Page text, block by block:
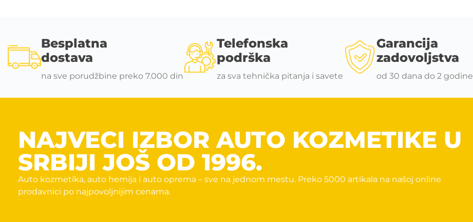
Besplatna
dostava
na sve porudžbine preko 7.000 din
Telefonska
podrška
za sva tehnička pitanja i savete
Garancija
zadovoljstva
od 30 dana do 2 godine
NAJVECI IZBOR AUTO KOZMETIKE U
SRBIJI JOŠ OD 1996.
Auto kozmetika, auto hemija i auto oprema – sve na jednom mestu. Preko 5000 artikala na našoj online
prodavnici po najpovoljnijim cenama.